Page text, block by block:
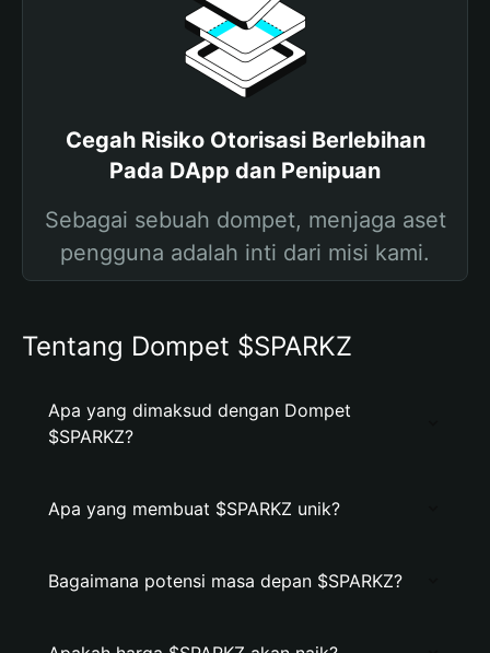
Cegah Risiko Otorisasi Berlebihan
Pada DApp dan Penipuan
Sebagai sebuah dompet, menjaga aset
pengguna adalah inti dari misi kami.
Tentang Dompet $SPARKZ
Apa yang dimaksud dengan Dompet
$SPARKZ?
Apa yang membuat $SPARKZ unik?
Bagaimana potensi masa depan $SPARKZ?